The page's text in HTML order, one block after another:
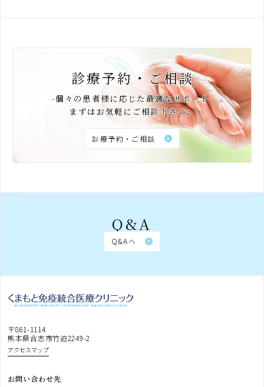
診療予約・ご相談
-個々の患者様に応じた最適なサポート-
まずはお気軽にご相談下さい。
診療予約・ご相談
Q&A
Q&Aへ
〒861-1114
熊本県合志市竹迫2249-2
アクセスマップ
お問い合わせ先